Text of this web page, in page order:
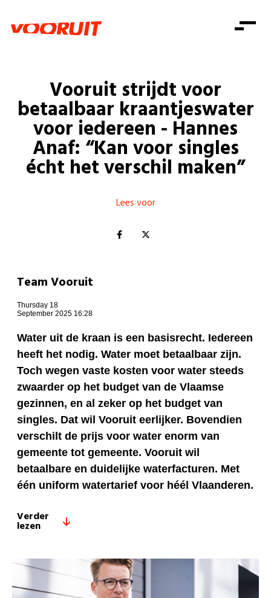
Zorg
Gelijke kansen
Welzijn
Consumentenbescherming
Pensioenen
Onze mensen
Standpunten
Vacatures
Doe mee
Doe mee
Word lid
Mis niets
Shop
Login
Login
Doe mee
Vooruit strijdt voor
betaalbaar kraantjeswater
voor iedereen - Hannes
Anaf: “Kan voor singles
écht het verschil maken”
Lees voor
Team Vooruit
Thursday 18
September 2025 16:28
Water uit de kraan is een basisrecht. Iedereen
heeft het nodig. Water moet betaalbaar zijn.
Toch wegen vaste kosten voor water steeds
zwaarder op het budget van de Vlaamse
gezinnen, en al zeker op het budget van
singles. Dat wil Vooruit eerlijker. Bovendien
verschilt de prijs voor water enorm van
gemeente tot gemeente. Vooruit wil
betaalbare en duidelijke waterfacturen. Met
één uniform watertarief voor héél Vlaanderen.
Verder
lezen